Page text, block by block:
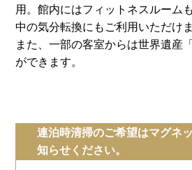
用。館内にはフィットネスルーム
中の気分転換にもご利用いただけま
また、一部の客室からは世界遺産
ができます。
連泊時清掃のご希望はマグネ
知らせください。